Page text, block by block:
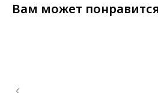
Вам может понравится